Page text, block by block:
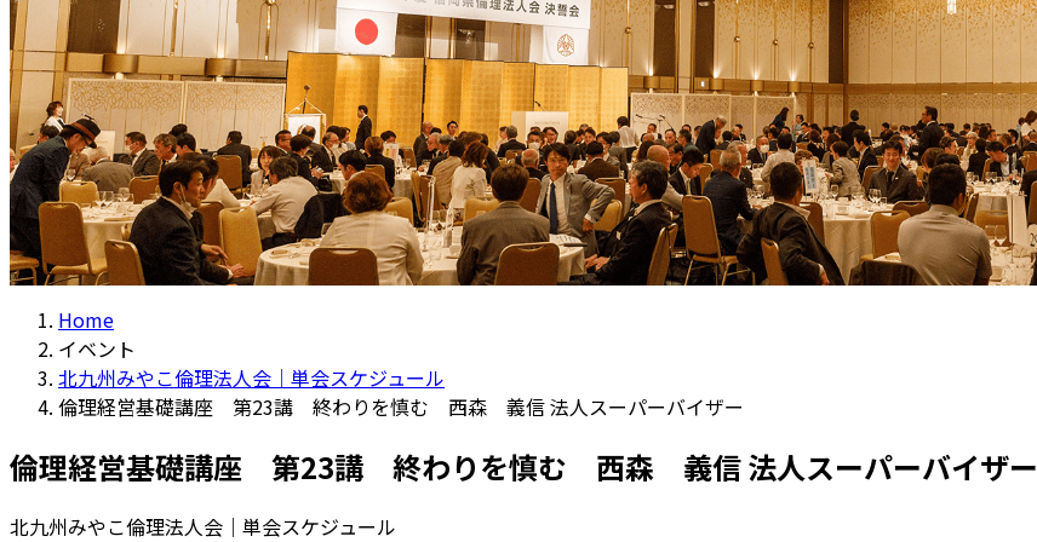
Home
イベント
北九州みやこ倫理法人会｜単会スケジュール
倫理経営基礎講座 第23講 終わりを慎む 西森 義信 法人スーパーバイザー
倫理経営基礎講座 第23講 終わりを慎む 西森 義信 法人スーパーバイザー
北九州みやこ倫理法人会｜単会スケジュール